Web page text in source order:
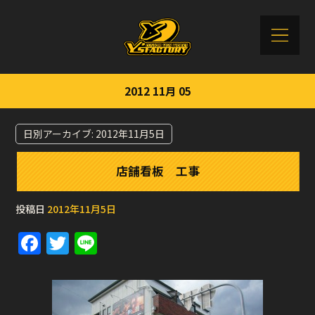
2012 11月 05
日別アーカイブ: 2012年11月5日
店舗看板 工事
投稿日 2012年11月5日
F
a
c
T
w
it e